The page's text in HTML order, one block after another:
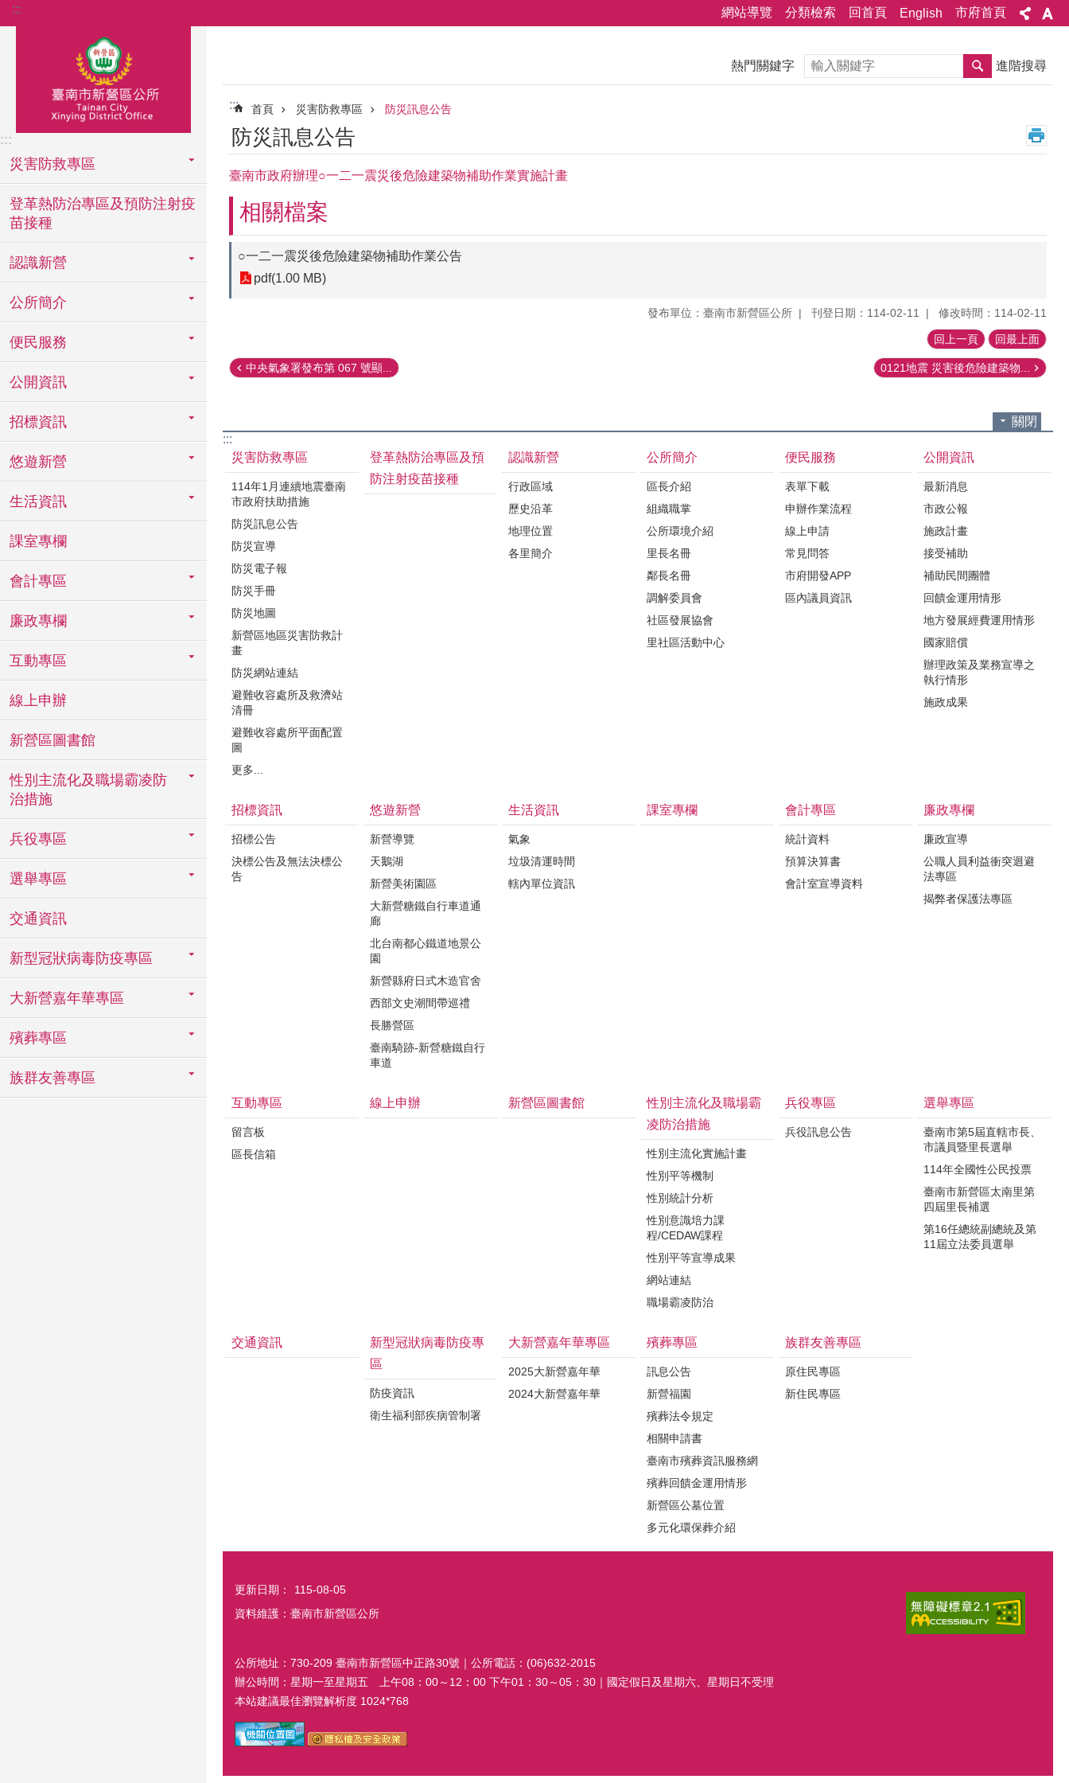
跳到主要內容區塊
::: 網站導覽 分類檢索 回首頁 English 市府首頁
:::
災害防救專區
登革熱防治專區及預防注射疫
苗接種
認識新營
公所簡介
便民服務
公開資訊
招標資訊
悠遊新營
生活資訊
課室專欄
會計專區
廉政專欄
互動專區
線上申辦
新營區圖書館
性別主流化及職場霸凌防
治措施
兵役專區
選舉專區
交通資訊
新型冠狀病毒防疫專區
大新營嘉年華專區
殯葬專區
族群友善專區
熱門關鍵字 搜尋 進階搜尋
::: 首頁 災害防救專區 防災訊息公告
防災訊息公告
臺南市政府辦理○一二一震災後危險建築物補助作業實施計畫
相關檔案
○一二一震災後危險建築物補助作業公告
pdf(1.00 MB)
發布單位：臺南市新營區公所 刊登日期：114-02-11 修改時間：114-02-11
回上一頁 回最上面
中央氣象署發布第 067 號顯... 0121地震 災害後危險建築物...
關閉
:::
災害防救專區
114年1月連續地震臺南
市政府扶助措施
防災訊息公告
防災宣導
防災電子報
防災手冊
防災地圖
新營區地區災害防救計
畫
防災網站連結
避難收容處所及救濟站
清冊
避難收容處所平面配置
圖
更多...
登革熱防治專區及預
防注射疫苗接種
認識新營
行政區域
歷史沿革
地理位置
各里簡介
公所簡介
區長介紹
組織職掌
公所環境介紹
里長名冊
鄰長名冊
調解委員會
社區發展協會
里社區活動中心
便民服務
表單下載
申辦作業流程
線上申請
常見問答
市府開發APP
區內議員資訊
公開資訊
最新消息
市政公報
施政計畫
接受補助
補助民間團體
回饋金運用情形
地方發展經費運用情形
國家賠償
辦理政策及業務宣導之
執行情形
施政成果
招標資訊
招標公告
決標公告及無法決標公
告
悠遊新營
新營導覽
天鵝湖
新營美術園區
大新營糖鐵自行車道通
廊
北台南都心鐵道地景公
園
新營縣府日式木造官舍
西部文史潮間帶巡禮
長勝營區
臺南騎跡-新營糖鐵自行
車道
生活資訊
氣象
垃圾清運時間
轄內單位資訊
課室專欄 會計專區
統計資料
預算決算書
會計室宣導資料
廉政專欄
廉政宣導
公職人員利益衝突迴避
法專區
揭弊者保護法專區
互動專區
留言板
區長信箱
線上申辦 新營區圖書館
性別主流化及職場霸
凌防治措施
性別主流化實施計畫
性別平等機制
性別統計分析
性別意識培力課
程/CEDAW課程
性別平等宣導成果
網站連結
職場霸凌防治
兵役專區
兵役訊息公告
選舉專區
臺南市第5屆直轄市長、
市議員暨里長選舉
114年全國性公民投票
臺南市新營區太南里第
四屆里長補選
第16任總統副總統及第
11屆立法委員選舉
交通資訊
新型冠狀病毒防疫專
區
防疫資訊
衛生福利部疾病管制署
大新營嘉年華專區
2025大新營嘉年華
2024大新營嘉年華
殯葬專區
訊息公告
新營福園
殯葬法令規定
相關申請書
臺南市殯葬資訊服務網
殯葬回饋金運用情形
新營區公墓位置
多元化環保葬介紹
族群友善專區
原住民專區
新住民專區
更新日期：
115-08-05
資料維護：臺南市新營區公所
公所地址：730-209 臺南市新營區中正路30號｜公所電話：(06)632-2015
辦公時間：星期一至星期五 上午08：00～12：00 下午01：30～05：30｜國定假日及星期六、星期日不受理
本站建議最佳瀏覽解析度 1024*768